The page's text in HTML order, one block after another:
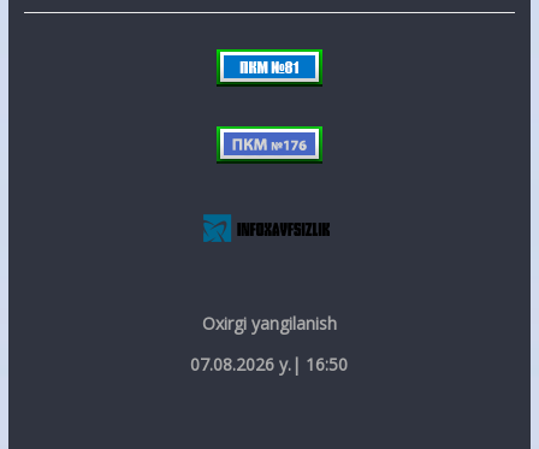
Oxirgi yangilanish
07.08.2026 y.| 16:50